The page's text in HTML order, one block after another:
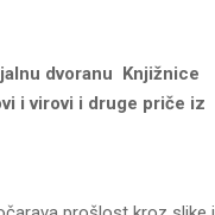
dvoranu Knjižnice
i virovi i druge priče iz